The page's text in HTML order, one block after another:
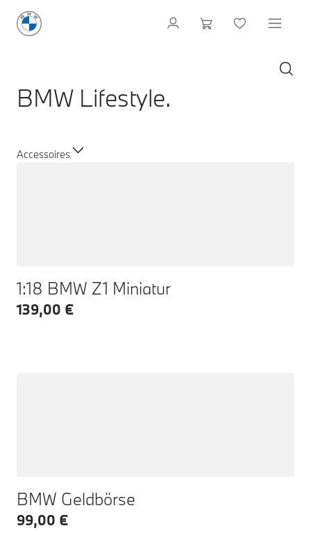
BMW Lifestyle.
Accessoires
1:18 BMW Z1 Miniatur
139,00 €
BMW Geldbörse
99,00 €